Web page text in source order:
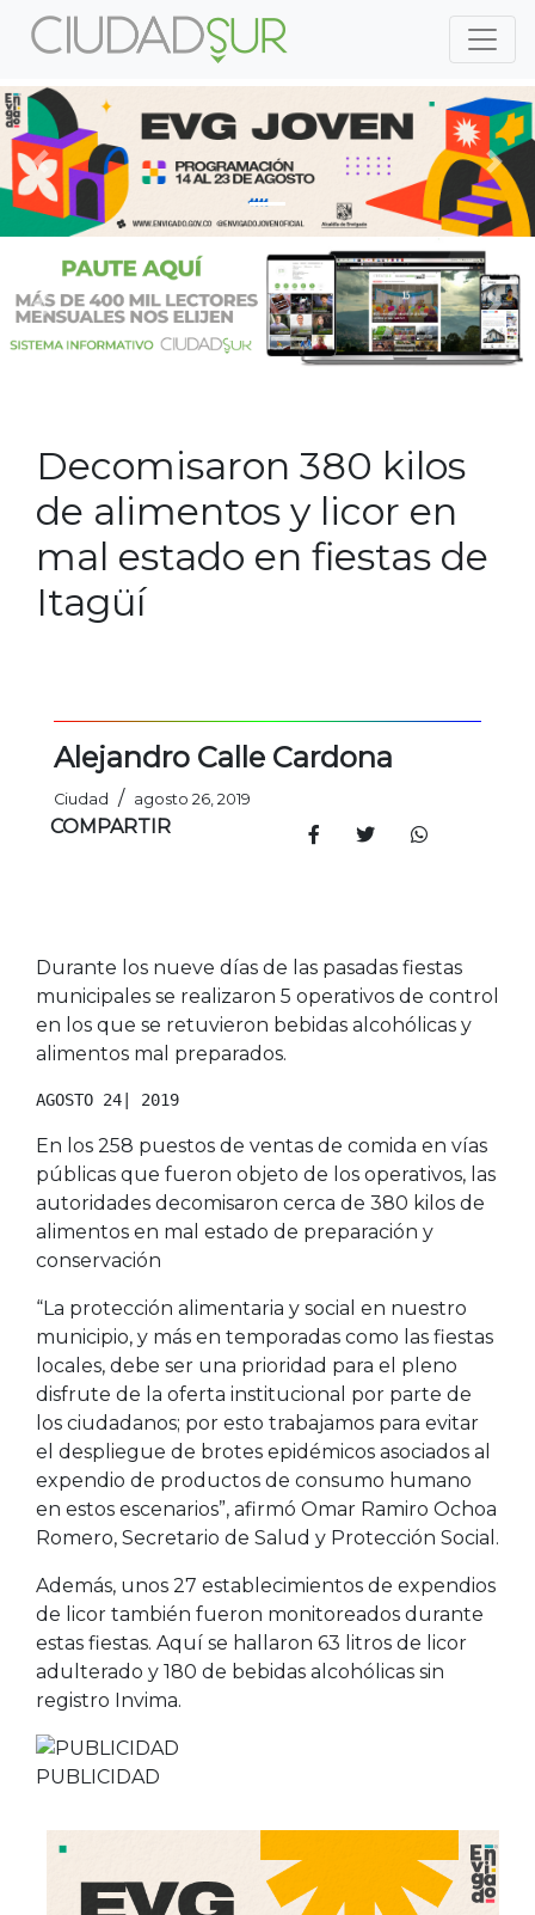
Previous
Previous
Decomisaron 380 kilos
de alimentos y licor en
mal estado en fiestas de
Itagüí
Alejandro Calle Cardona
Ciudad / agosto 26, 2019
COMPARTIR
Durante los nueve días de las pasadas fiestas
municipales se realizaron 5 operativos de control
en los que se retuvieron bebidas alcohólicas y
alimentos mal preparados.
AGOSTO 24| 2019
En los 258 puestos de ventas de comida en vías
públicas que fueron objeto de los operativos, las
autoridades decomisaron cerca de 380 kilos de
alimentos en mal estado de preparación y
conservación
“La protección alimentaria y social en nuestro
municipio, y más en temporadas como las fiestas
locales, debe ser una prioridad para el pleno
disfrute de la oferta institucional por parte de
los ciudadanos; por esto trabajamos para evitar
el despliegue de brotes epidémicos asociados al
expendio de productos de consumo humano
en estos escenarios”, afirmó Omar Ramiro Ochoa
Romero, Secretario de Salud y Protección Social.
Además, unos 27 establecimientos de expendios
de licor también fueron monitoreados durante
estas fiestas. Aquí se hallaron 63 litros de licor
adulterado y 180 de bebidas alcohólicas sin
registro Invima.
PUBLICIDAD